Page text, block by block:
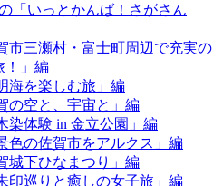
「いっとかんば！さがさん
市三瀬村・富士町周辺で充実の
！」編
海を楽しむ旅」編
の空と、宇宙と」編
染体験 in 金立公園」編
色の佐賀市をアルクス」編
城下ひなまつり」編
印巡りと癒しの女子旅」編